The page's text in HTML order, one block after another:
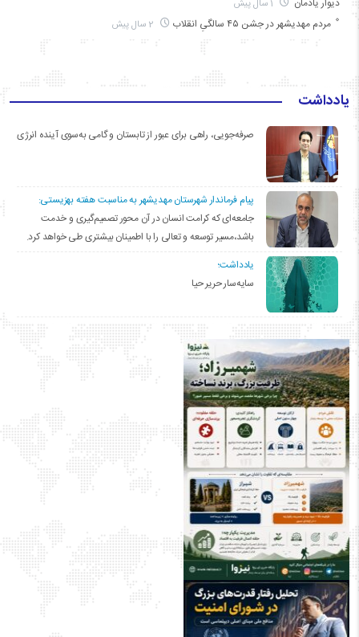
دیوار یادمان
مردم مهدیشهر در جشن ۴۵ سالگیِ انقلاب
یادداشت
صرفه‌جویی، راهی برای عبور از تابستان و گامی به‌سوی آینده انرژی
پیام فرماندار شهرستان مهدیشهر به مناسبت هفته بهزیستی:
جامعه‌ای که کرامت انسان در آن محور تصمیم‌گیری و خدمت
باشد،مسیر توسعه و تعالی را با اطمینان بیشتری طی خواهد کرد.
یادداشت؛
سایه‌سار حریر حیا